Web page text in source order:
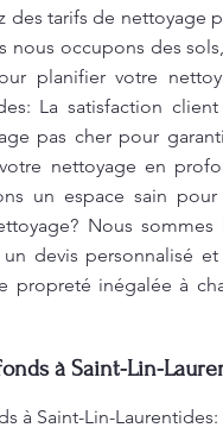
des tarifs de nettoyage
occupons des
planifier votre
La satisfaction
pas cher pour
nettoyage en
un espace sain
Nous
devis personnalisé
propreté inégalée à
à Saint-Lin-
à Saint-Lin-